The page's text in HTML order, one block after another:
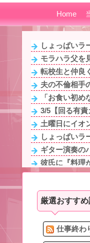
Home
しょっぱいラ
モラハラ父を
転校生と仲良
夫の不倫相手
「お食い初
3/5【回る有
土曜日にイオ
しょっぱいラ
ギター演奏の
彼氏に『料理
警察や検察が
バス停で知り
中学時代の
おっさんに
厳選おすす
仕事終わ